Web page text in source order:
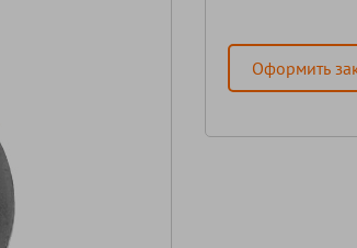
Оформить